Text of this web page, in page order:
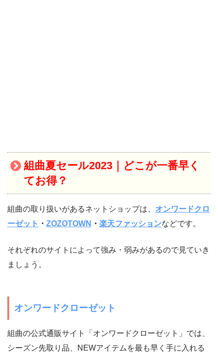
組曲夏セール2023｜
どこが一番早く
てお得？
組曲の取り扱いがあるネットショップは、 オンワードクロ
ーゼット ・ ZOZOTOWN ・ 楽天ファッションなどです。
それぞれのサイトによって強み・弱みがあるので見ていき
ましょう。
オンワードクローゼット
組曲の公式通販サイト「オンワードクローゼット」では、
シーズン先取り品、NEWアイテムを最も早く手に入れる